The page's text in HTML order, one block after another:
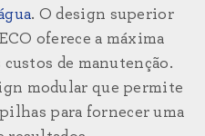
. O design superior
oferece a máxima
de manutenção.
modular que permite
para fornecer uma